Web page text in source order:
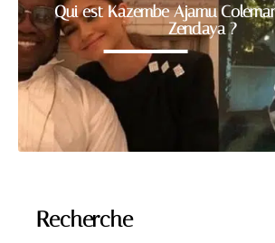
Qui est Kazembe Ajamu
Zendaya ?
Recherche